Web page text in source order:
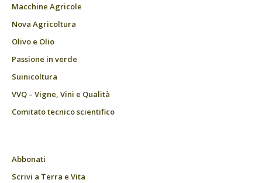
Macchine Agricole
Nova Agricoltura
Olivo e Olio
Passione in verde
Suinicoltura
VVQ – Vigne, Vini e Qualità
Comitato tecnico scientifico
Abbonati
Scrivi a Terra e Vita